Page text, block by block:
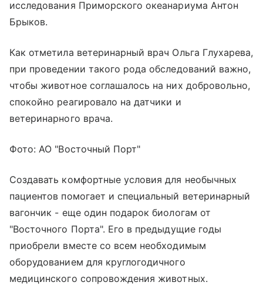
исследования Приморского океанариума Антон
Брыков.
Как отметила ветеринарный врач Ольга Глухарева,
при проведении такого рода обследований важно,
чтобы животное соглашалось на них добровольно,
спокойно реагировало на датчики и
ветеринарного врача.
Фото: АО "Восточный Порт"
Создавать комфортные условия для необычных
пациентов помогает и специальный ветеринарный
вагончик - еще один подарок биологам от
"Восточного Порта". Его в предыдущие годы
приобрели вместе со всем необходимым
оборудованием для круглогодичного
медицинского сопровождения животных.